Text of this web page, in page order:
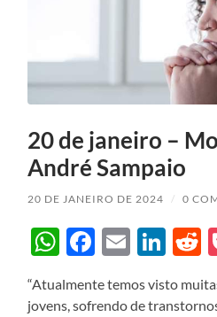
20 de janeiro –
André Sampaio
20 DE JANEIRO DE 2024 / 0
WhatsApp
Facebook
Email
“Atualmente temos visto
jovens, sofrendo de